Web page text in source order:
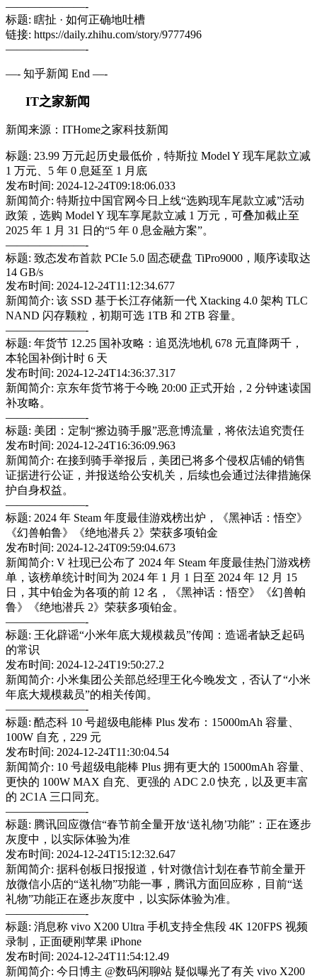
———————-
标题: 瞎扯 · 如何正确地吐槽
链接: https://daily.zhihu.com/story/9777496
———————-
—- 知乎新闻 End —-
IT之家新闻
新闻来源：ITHome之家科技新闻
标题: 23.99 万元起历史最低价，特斯拉 Model Y 现车尾款立减
1 万元、5 年 0 息延至 1 月底
发布时间: 2024-12-24T09:18:06.033
新闻简介: 特斯拉中国官网今日上线“选购现车尾款立减”活动
政策，选购 Model Y 现车享尾款立减 1 万元，可叠加截止至
2025 年 1 月 31 日的“5 年 0 息金融方案”。
———————-
标题: 致态发布首款 PCIe 5.0 固态硬盘 TiPro9000，顺序读取达
14 GB/s
发布时间: 2024-12-24T11:12:34.677
新闻简介: 该 SSD 基于长江存储新一代 Xtacking 4.0 架构 TLC
NAND 闪存颗粒，初期可选 1TB 和 2TB 容量。
———————-
标题: 年货节 12.25 国补攻略：追觅洗地机 678 元直降两千，
本轮国补倒计时 6 天
发布时间: 2024-12-24T14:36:37.317
新闻简介: 京东年货节将于今晚 20:00 正式开始，2 分钟速读国
补攻略。
———————-
标题: 美团：定制“擦边骑手服”恶意博流量，将依法追究责任
发布时间: 2024-12-24T16:36:09.963
新闻简介: 在接到骑手举报后，美团已将多个侵权店铺的销售
证据进行公证，并报送给公安机关，后续也会通过法律措施保
护自身权益。
———————-
标题: 2024 年 Steam 年度最佳游戏榜出炉，《黑神话：悟空》
《幻兽帕鲁》《绝地潜兵 2》荣获多项铂金
发布时间: 2024-12-24T09:59:04.673
新闻简介: V 社现已公布了 2024 年 Steam 年度最佳热门游戏榜
单，该榜单统计时间为 2024 年 1 月 1 日至 2024 年 12 月 15
日，其中铂金为各项的前 12 名，《黑神话：悟空》《幻兽帕
鲁》《绝地潜兵 2》荣获多项铂金。
———————-
标题: 王化辟谣“小米年底大规模裁员”传闻：造谣者缺乏起码
的常识
发布时间: 2024-12-24T19:50:27.2
新闻简介: 小米集团公关部总经理王化今晚发文，否认了“小米
年底大规模裁员”的相关传闻。
———————-
标题: 酷态科 10 号超级电能棒 Plus 发布：15000mAh 容量、
100W 自充，229 元
发布时间: 2024-12-24T11:30:04.54
新闻简介: 10 号超级电能棒 Plus 拥有更大的 15000mAh 容量、
更快的 100W MAX 自充、更强的 ADC 2.0 快充，以及更丰富
的 2C1A 三口同充。
———————-
标题: 腾讯回应微信“春节前全量开放‘送礼物’功能”：正在逐步
灰度中，以实际体验为准
发布时间: 2024-12-24T15:12:32.647
新闻简介: 据科创板日报报道，针对微信计划在春节前全量开
放微信小店的“送礼物”功能一事，腾讯方面回应称，目前“送
礼物”功能正在逐步灰度中，以实际体验为准。
———————-
标题: 消息称 vivo X200 Ultra 手机支持全焦段 4K 120FPS 视频
录制，正面硬刚苹果 iPhone
发布时间: 2024-12-24T11:54:12.49
新闻简介: 今日博主 @数码闲聊站 疑似曝光了有关 vivo X200